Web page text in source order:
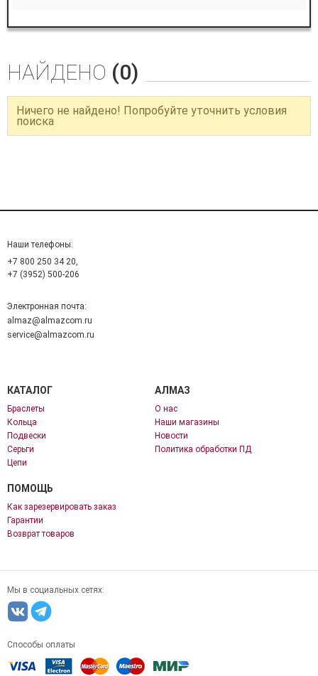
НАЙДЕНО (0)
Ничего не найдено! Попробуйте уточнить условия
поиска
Наши телефоны:
+7 800 250 34 20,
+7 (3952) 500-206
Электронная почта:
almaz@almazcom.ru
service@almazcom.ru
КАТАЛОГ
Браслеты
Кольца
Подвески
Серьги
Цепи
АЛМАЗ
О нас
Наши магазины
Новости
Политика обработки ПД
ПОМОЩЬ
Как зарезервировать заказ
Гарантии
Возврат товаров
Мы в социальных сетях:
Способы оплаты